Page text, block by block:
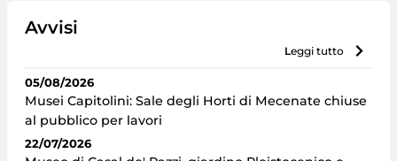
Avvisi
leggi tutto
05/08/2026
Musei Capitolini: Sale degli Horti di Mecenate chiuse
al pubblico per lavori
22/07/2026